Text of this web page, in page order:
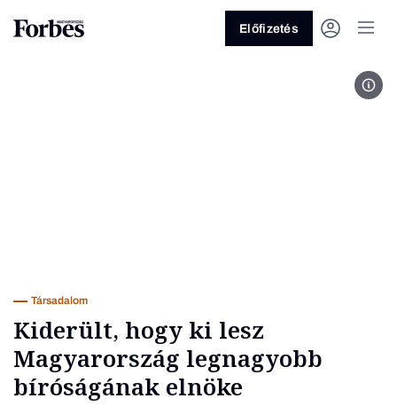
Üzlet
Előfizetés
Társadalom
Kiderült, hogy ki lesz
Magyarország legnagyobb
bíróságának elnöke